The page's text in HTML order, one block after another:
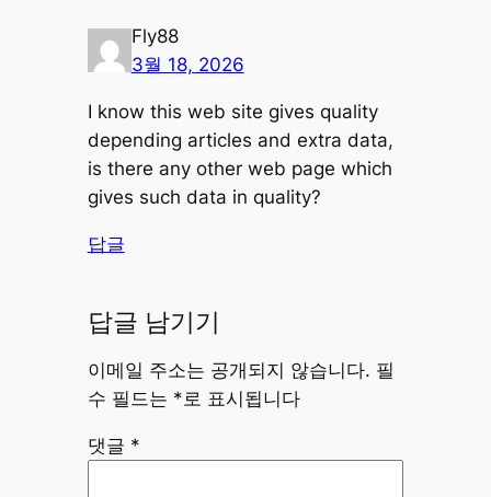
Fly88
3월 18, 2026
I know this web site gives quality
depending articles and extra data,
is there any other web page which
gives such data in quality?
답글
답글 남기기
이메일 주소는 공개되지 않습니다. 필
수 필드는 *로 표시됩니다
댓글 *